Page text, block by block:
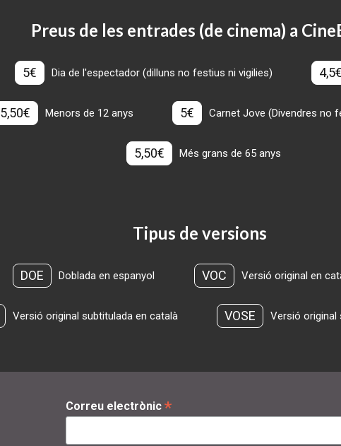
Preus de les entrades (de cinema) a
5€ Dia de l'espectador (dilluns no festius ni vigilies)
5,50€ Menors de 12 anys 5€ Carnet Jove (Divendres no
5,50€ Més grans de 65 anys
Tipus de versions
DOE Doblada en espanyol VOC Versió original en
Versió original subtitulada en català VOSE Versió original
Correu electrònic *